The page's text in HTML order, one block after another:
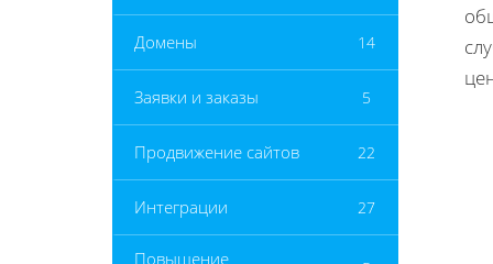
Домены 14
Заявки и заказы 5
Продвижение сайтов 22
Интеграции 27
Повышение